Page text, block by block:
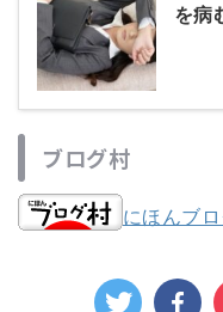
を病
ブログ村
にほんブ